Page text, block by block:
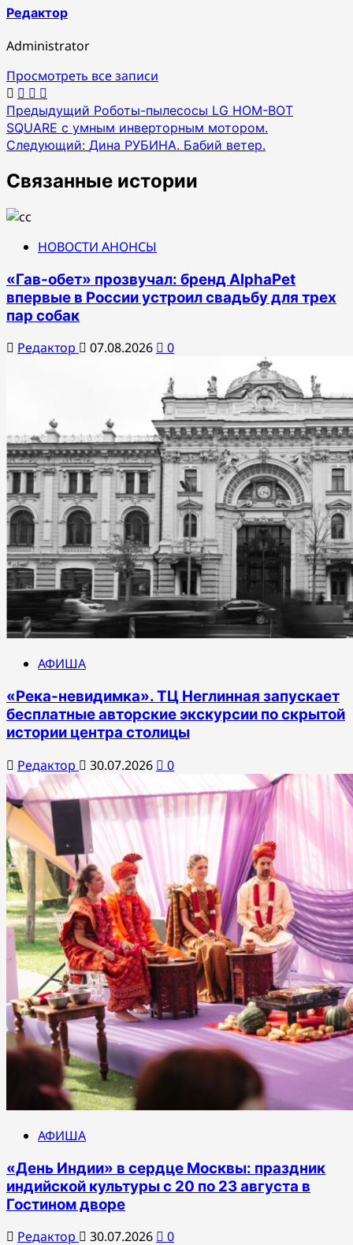
Редактор
Administrator
Просмотреть все записи
Навигация
по
записям
Предыдущий Роботы-пылесосы LG HOM-BOT
SQUARE с умным инверторным мотором.
Следующий: Дина РУБИНА. Бабий ветер.
Связанные истории
НОВОСТИ АНОНСЫ
«Гав-обет» прозвучал: бренд AlphaPet
впервые в России устроил свадьбу для трех
пар собак
Редактор 07.08.2026 0
АФИША
«Река-невидимка». ТЦ Неглинная запускает
бесплатные авторские экскурсии по скрытой
истории центра столицы
Редактор 30.07.2026 0
АФИША
«День Индии» в сердце Москвы: праздник
индийской культуры с 20 по 23 августа в
Гостином дворе
Редактор 30.07.2026 0